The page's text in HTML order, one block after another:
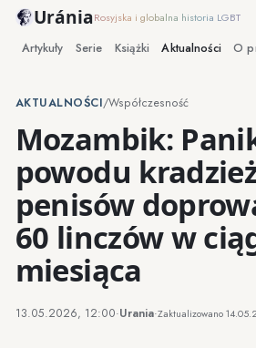
UrániaRosyjska i globalna historia LGBT
Artykuły Serie Książki Aktualności O
AKTUALNOŚCI/Współczesność
Mozambik:
powodu
penisów
60 linczów w
miesiąca
13.05.2026, 12:00·Urania·Zaktualizowano